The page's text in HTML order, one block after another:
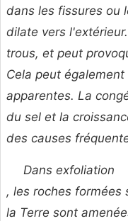
dans les fissures ou
dilate vers
trous, et peut
Cela peut
apparentes. La
du sel et la
des causes
Dans exfoliation
, les roches formées
la Terre sont